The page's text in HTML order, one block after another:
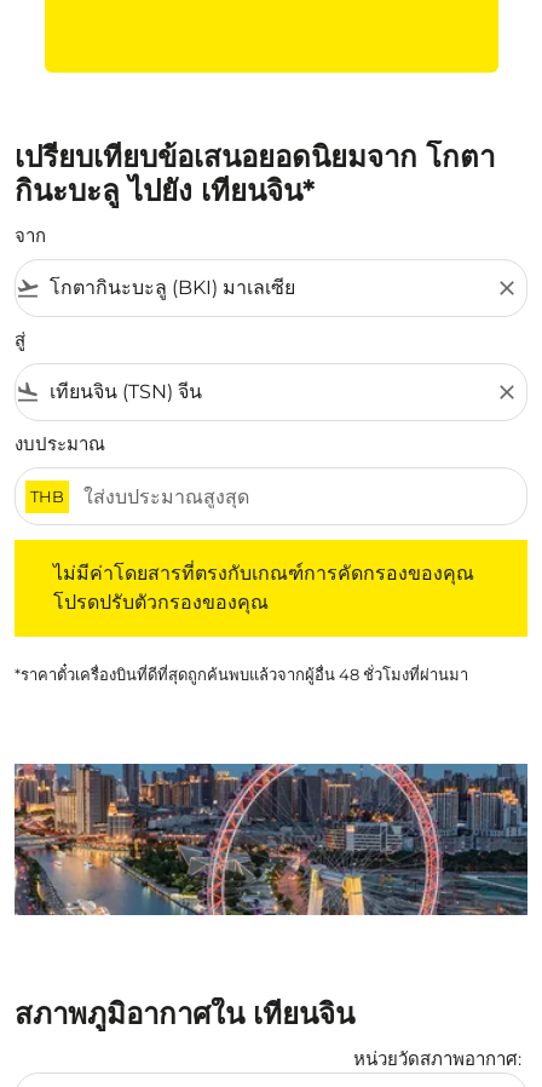
เปรียบเทียบข้อเสนอยอดนิยมจาก โกตา
กินะบะลู ไปยัง เทียนจิน*
จาก
flight_takeoff close
สู่
flight_land close
งบประมาณ
THB
ไม่มีค่าโดยสารที่ตรงกับเกณฑ์การคัดกรองของคุณ
โปรดปรับตัวกรองของคุณ
*ราคาตั๋วเครื่องบินที่ดีที่สุดถูกค้นพบแล้วจากผู้อื่น 48 ชั่วโมงที่ผ่านมา
สภาพภูมิอากาศใน เทียนจิน
หน่วยวัดสภาพอากาศ: